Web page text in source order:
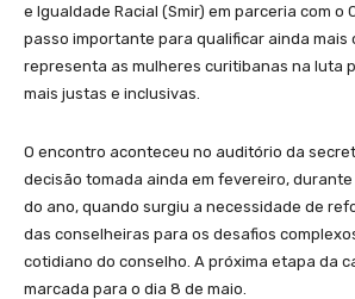
e Igualdade Racial (Smir) em parceria com o
passo importante para qualificar ainda mais
representa as mulheres curitibanas na luta
mais justas e inclusivas.
O encontro aconteceu no auditório da
decisão tomada ainda em fevereiro,
do ano, quando surgiu a necessidade de
das conselheiras para os desafios
cotidiano do conselho. A próxima etapa da
marcada para o dia 8 de maio.